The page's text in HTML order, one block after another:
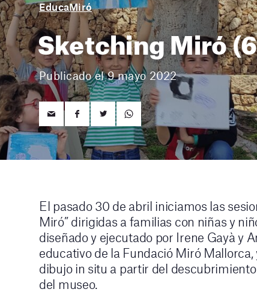
EducaMiró
Sketching Miró
Publicado el 9 mayo 2022
El pasado 30 de abril iniciamos las
Miró” dirigidas a familias con niñas y
diseñado y ejecutado por Irene Gayà y
educativo de la Fundació Miró
dibujo in situ a partir del
del museo.